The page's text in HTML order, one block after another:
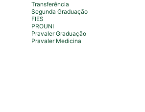
Transferência
Segunda Graduação
FIES
PROUNI
Pravaler Graduação
Pravaler Medicina